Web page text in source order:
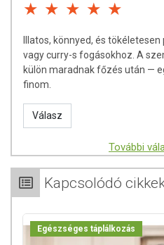
Illatos, könnyed, és
vagy curry-s fogásokhoz. A
külön maradnak főzés után —
finom.
Válasz
További
Kapcsolódó
Egészséges táplálkozás